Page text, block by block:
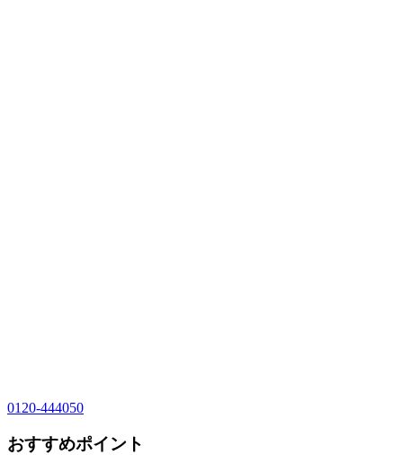
0120-444050
おすすめポイント